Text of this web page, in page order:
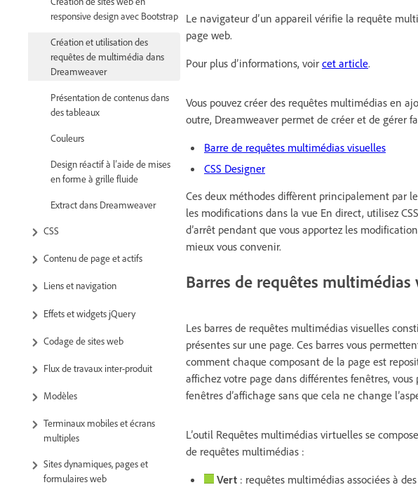
responsive design avec Bootstrap
Création et utilisation des
requêtes de multimédia dans
Dreamweaver
Présentation de contenus dans
des tableaux
Couleurs
Design réactif à l’aide de mises
en forme à grille fluide
Extract dans Dreamweaver
CSS
Contenu de page et actifs
Liens et navigation
Effets et widgets jQuery
Codage de sites web
Flux de travaux inter-produit
Modèles
Terminaux mobiles et écrans
multiples
Sites dynamiques, pages et
formulaires web
Le navigateur d’un appareil vérifie la requête
page web.
Pour plus d’informations, voir cet article.
Vous pouvez créer des requêtes multimédias en
outre, Dreamweaver permet de créer et de gérer
Barre de requêtes multimédias visuelles
CSS Designer
Ces deux méthodes diffèrent principalement par
les modifications dans la vue En direct, utilisez
d’arrêt pendant que vous apportez les
mieux vous convenir.
Barres de requêtes multimédias
Les barres de requêtes multimédias visuelles
présentes sur une page. Ces barres vous
comment chaque composant de la page est
affichez votre page dans différentes fenêtres,
fenêtres d’affichage sans que cela ne change
L’outil Requêtes multimédias virtuelles se
de requêtes multimédias :
Vert : requêtes multimédias associées à